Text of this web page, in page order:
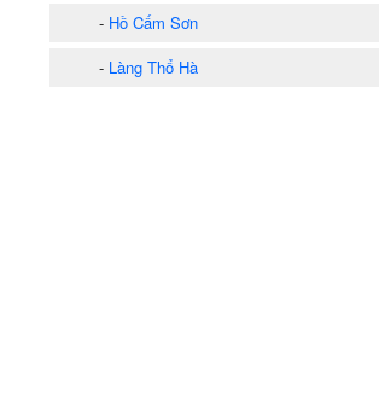
- Hồ Cấm Sơn
- Làng Thổ Hà